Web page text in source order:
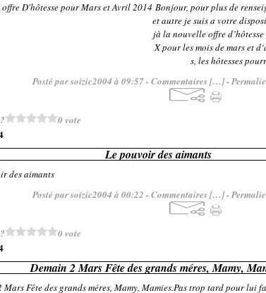
Bonjour, pour plus de
et autre je suis a votre
jà la nouvelle offre
X pour les mois de mars et
s, les hôtesses
Posté par soizic2004 à 09:57 -Commentaires […]-
0 vote
Le pouvoir des aimants
Posté par soizic2004 à 00:22 -Commentaires […]-
0 vote
Demain 2 Mars Fête des grands méres, Mamy,
Pas trop tard pour lui